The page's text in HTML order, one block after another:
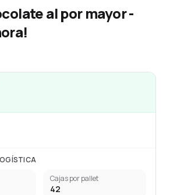
al por mayor -
Cajas por pallet
42